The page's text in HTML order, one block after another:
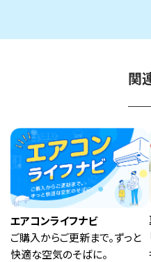
関
エアコンライフナビ
ご購入からご更新まで。ずっと
快適な空気のそばに。